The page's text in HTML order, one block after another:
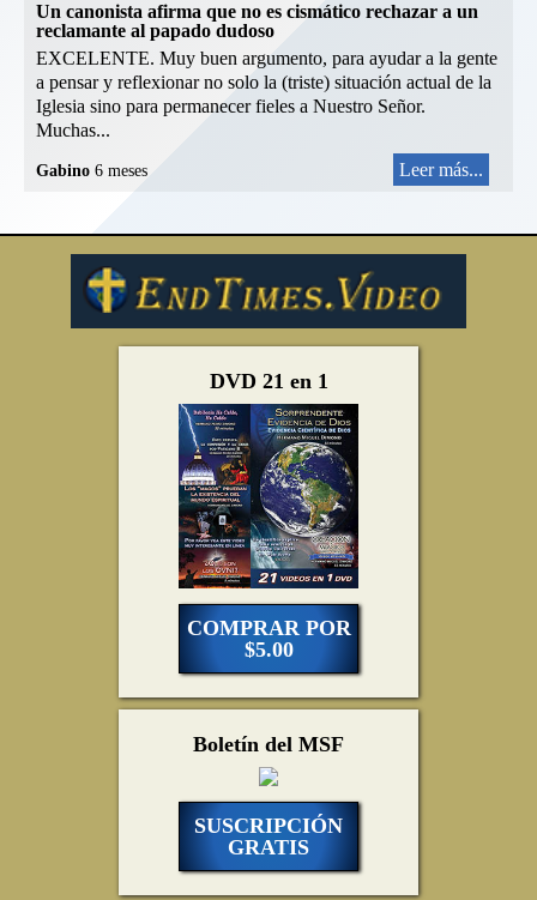
Un canonista afirma que no es cismático rechazar a un
reclamante al papado dudoso
EXCELENTE. Muy buen argumento, para ayudar a la gente
a pensar y reflexionar no solo la (triste) situación actual de la
Iglesia sino para permanecer fieles a Nuestro Señor.
Muchas...
Gabino 6 meses Leer más...
DVD 21 en 1
COMPRAR POR
$5.00
Boletín del MSF
SUSCRIPCIÓN
GRATIS